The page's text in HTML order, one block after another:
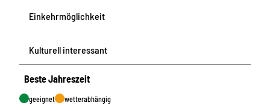
Einkehrmöglichkeit
Kulturell interessant
Beste Jahreszeit
geeignet wetterabhängig